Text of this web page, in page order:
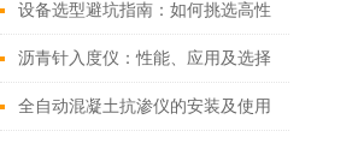
设备选型避坑指南：如何挑选高性
价比的钢筋弯曲试验机
沥青针入度仪：性能、应用及选择
指南
全自动混凝土抗渗仪的安装及使用